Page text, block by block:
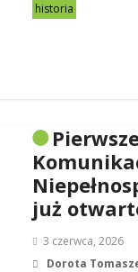
historia
już
3 czerwca, 2026
Dorota